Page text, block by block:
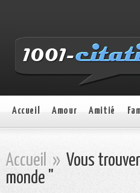
Accueil Amour Amitié
Accueil » Vous
monde "